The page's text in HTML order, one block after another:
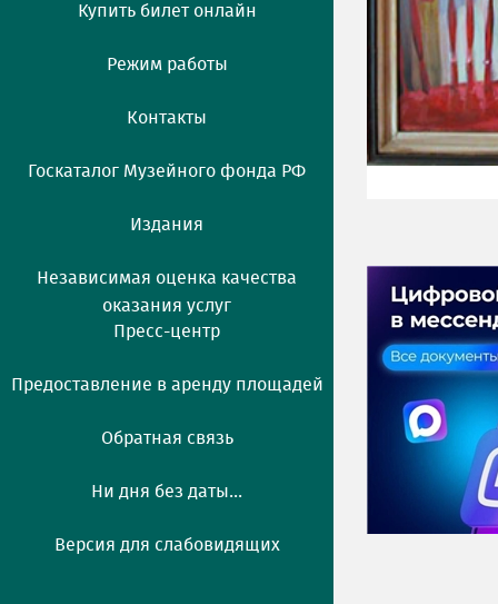
Купить билет онлайн
Режим работы
Контакты
Госкаталог Музейного фонда РФ
Издания
Независимая оценка качества
оказания услуг
Пресс-центр
Предоставление в аренду площадей
Обратная связь
Ни дня без даты...
Версия для слабовидящих